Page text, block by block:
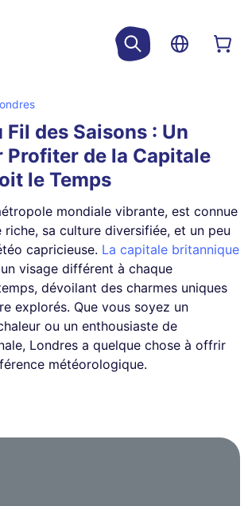
Fil des Saisons : Un
Profiter de la Capitale
le Temps
mondiale vibrante, est connue
sa culture diversifiée, et un peu
capricieuse. La capitale britannique
visage différent à chaque
dévoilant des charmes uniques
explorés. Que vous soyez un
ou un enthousiaste de
Londres a quelque chose à offrir
météorologique.